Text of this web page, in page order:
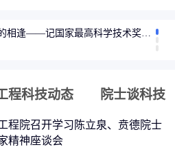
一场跨越科研征途的相逢——记国家最高科学技术奖获得者陈立泉与贲德的家国守望
程科技动态 院士谈科技
程院召开学习陈立泉、贲德院士
精神座谈会